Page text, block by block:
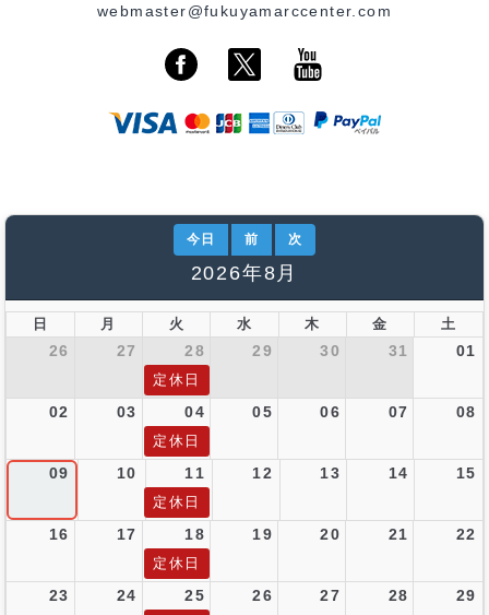
webmaster@fukuyamarccenter.com
今日 前 次
2026年8月
日 月 火 水 木 金 土
26 27 28 29 30 31 01
定休日
02 03 04 05 06 07 08
定休日
09 10 11 12 13 14 15
定休日
16 17 18 19 20 21 22
定休日
23 24 25 26 27 28 29